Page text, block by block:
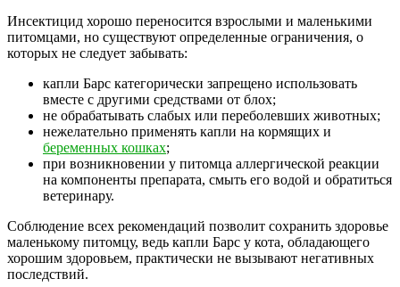
Инсектицид хорошо переносится взрослыми и маленькими
питомцами, но существуют определенные ограничения, о
которых не следует забывать:
капли Барс категорически запрещено использовать
вместе с другими средствами от блох;
не обрабатывать слабых или переболевших животных;
нежелательно применять капли на кормящих и
беременных кошках;
при возникновении у питомца аллергической реакции
на компоненты препарата, смыть его водой и обратиться
ветеринару.
Соблюдение всех рекомендаций позволит сохранить здоровье
маленькому питомцу, ведь капли Барс у кота, обладающего
хорошим здоровьем, практически не вызывают негативных
последствий.